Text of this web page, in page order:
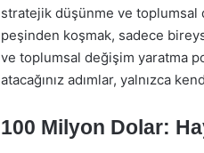
stratejik düşünme ve toplumsal
peşinden koşmak, sadece
ve toplumsal değişim yaratma
atacağınız adımlar, yalnızca
100 Milyon Dolar: